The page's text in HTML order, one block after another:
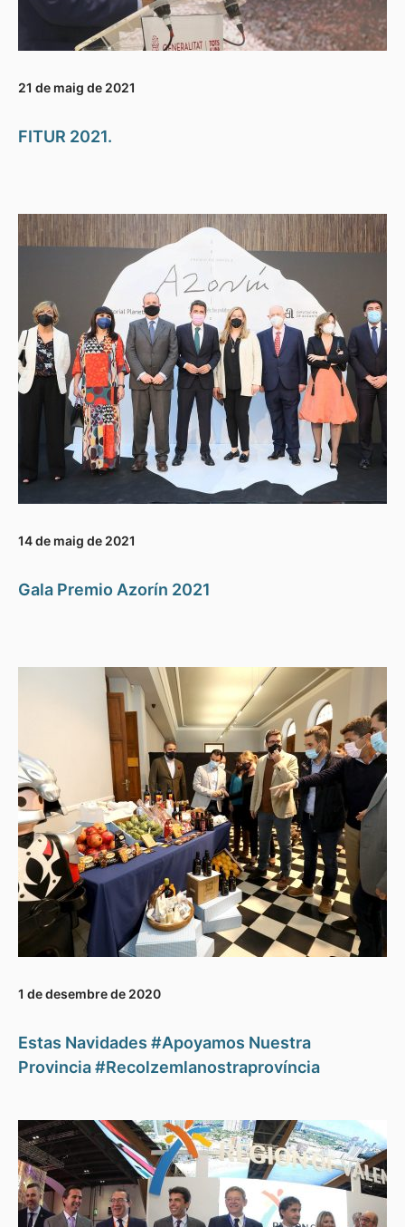
21 de maig de 2021
FITUR 2021.
14 de maig de 2021
Gala Premio Azorín 2021
1 de desembre de 2020
Estas Navidades #Apoyamos Nuestra
Provincia #Recolzemlanostraprovíncia